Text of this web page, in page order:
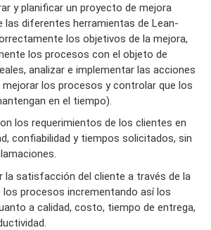
y planificar un proyecto de mejora
las diferentes herramientas de Lean-
los objetivos de la mejora,
los procesos con el objeto de
analizar e implementar las acciones
mejorar los procesos y controlar que los
en el tiempo).
los requerimientos de los clientes en
confiabilidad y tiempos solicitados, sin
la satisfacción del cliente a través de la
procesos incrementando así los
a calidad, costo, tiempo de entrega,